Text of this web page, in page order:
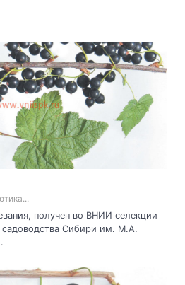
получен во ВНИИ селекции
Сибири им. М.А.